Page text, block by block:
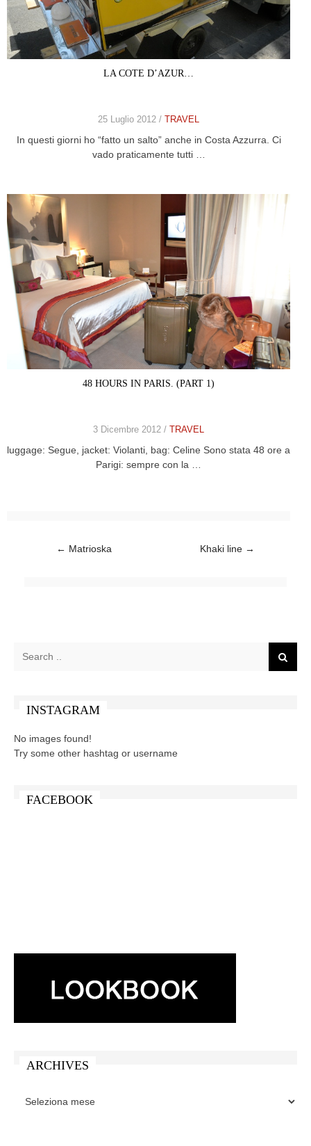
LA COTE D’AZUR…
25 Luglio 2012 / TRAVEL
In questi giorni ho “fatto un salto” anche in Costa Azzurra. Ci
vado praticamente tutti …
48 HOURS IN PARIS. (PART 1)
3 Dicembre 2012 / TRAVEL
luggage: Segue, jacket: Violanti, bag: Celine Sono stata 48 ore a
Parigi: sempre con la …
Post navigation
← Matrioska Khaki line →
INSTAGRAM
No images found!
Try some other hashtag or username
FACEBOOK
ARCHIVES